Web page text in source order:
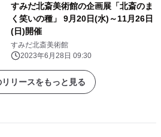
すみだ北斎美術館の企画展「北斎のま
く笑いの種」 9月20日(水)～11月26日
(日)開催
すみだ北斎美術館
2023年6月28日 09:30
リースをもっと見る